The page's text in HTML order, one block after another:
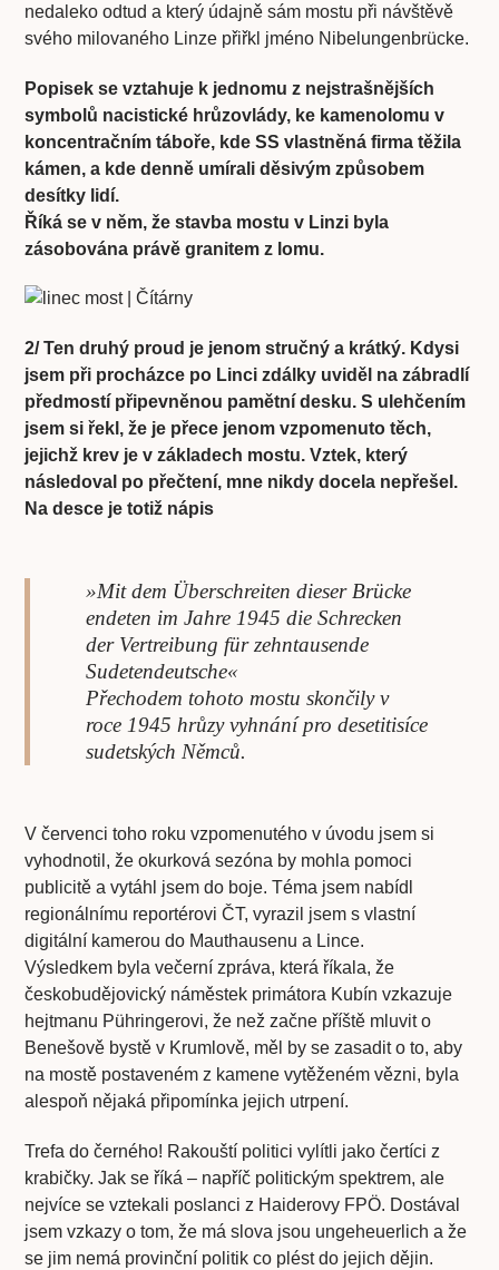
nedaleko odtud a který údajně sám mostu při návštěvě
svého milovaného Linze přiřkl jméno Nibelungenbrücke.
Popisek se vztahuje k jednomu z nejstrašnějších
symbolů nacistické hrůzovlády, ke kamenolomu v
koncentračním táboře, kde SS vlastněná firma těžila
kámen, a kde denně umírali děsivým způsobem
desítky lidí.
Říká se v něm, že stavba mostu v Linzi byla
zásobována právě granitem z lomu.
2/ Ten druhý proud je jenom stručný a krátký. Kdysi
jsem při procházce po Linci zdálky uviděl na zábradlí
předmostí připevněnou pamětní desku. S ulehčením
jsem si řekl, že je přece jenom vzpomenuto těch,
jejichž krev je v základech mostu. Vztek, který
následoval po přečtení, mne nikdy docela nepřešel.
Na desce je totiž nápis
»Mit dem Überschreiten dieser Brücke
endeten im Jahre 1945 die Schrecken
der Vertreibung für zehntausende
Sudetendeutsche«
Přechodem tohoto mostu skončily v
roce 1945 hrůzy vyhnání pro desetitisíce
sudetských Němců.
V červenci toho roku vzpomenutého v úvodu jsem si
vyhodnotil, že okurková sezóna by mohla pomoci
publicitě a vytáhl jsem do boje. Téma jsem nabídl
regionálnímu reportérovi ČT, vyrazil jsem s vlastní
digitální kamerou do Mauthausenu a Lince.
Výsledkem byla večerní zpráva, která říkala, že
českobudějovický náměstek primátora Kubín vzkazuje
hejtmanu Pühringerovi, že než začne příště mluvit o
Benešově bystě v Krumlově, měl by se zasadit o to, aby
na mostě postaveném z kamene vytěženém vězni, byla
alespoň nějaká připomínka jejich utrpení.
Trefa do černého! Rakouští politici vylítli jako čertíci z
krabičky. Jak se říká – napříč politickým spektrem, ale
nejvíce se vztekali poslanci z Haiderovy FPÖ. Dostával
jsem vzkazy o tom, že má slova jsou ungeheuerlich a že
se jim nemá provinční politik co plést do jejich dějin.